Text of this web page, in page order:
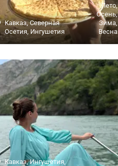
Кавказ, Северная
Осетия, Ингушетия
Лето,
Осень,
Зима,
Весна
Кавказ, Ингушетия,